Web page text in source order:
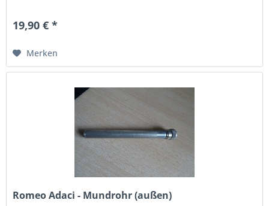
19,90 € *
Merken
Romeo Adaci - Mundrohr (außen)